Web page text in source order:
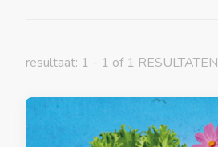
resultaat: 1 - 1 of 1 RESULTATEN